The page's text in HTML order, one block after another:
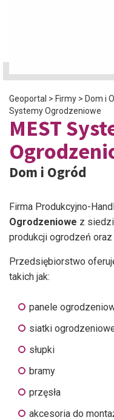
Geoportal > Firmy > Dom i
Systemy Ogrodzeniowe
MEST
Dom i Ogród
Firma Produkcyjno-
Ogrodzeniowe z
produkcji ogrodzeń
Przedsiębiorstwo
takich jak:
panele
siatki
słupki
bramy
przęsła
akcesoria do